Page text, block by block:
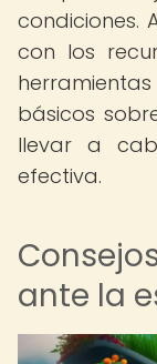
condiciones.
con los
básicos
llevar a
efectiva.
ante la